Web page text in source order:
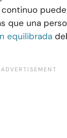
que una
equilibrada